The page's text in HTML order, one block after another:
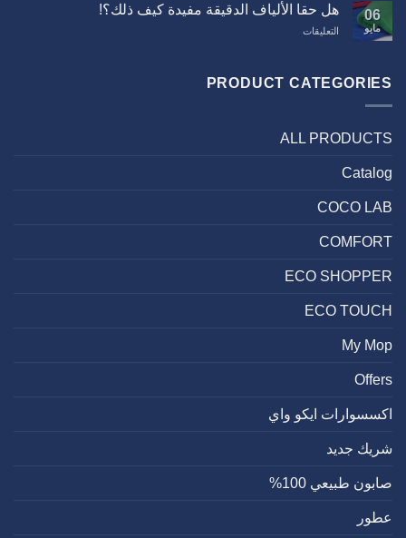
06
مايو
هل حقا الألياف الدقيقة مفيدة كيف ذلك؟!
التعليقاتعلى
الألياف
الدقيقة
ذلك؟!
PRODUCT CATEGORIES
ALL PRODUCTS
Catalog
COCO LAB
COMFORT
ECO SHOPPER
ECO TOUCH
My Mop
Offers
اكسسوارات ايكو واي
شريك جديد
صابون طبيعي 100%
عطور